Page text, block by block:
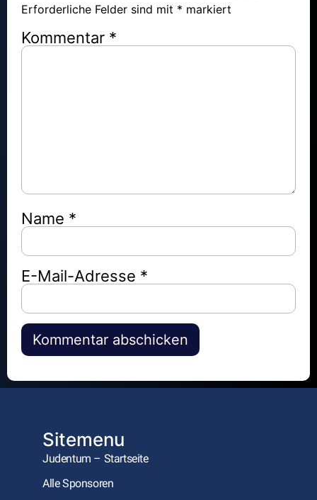
Erforderliche Felder sind mit * markiert
Kommentar *
Name *
E-Mail-Adresse *
Alternative:
Sitemenu
Judentum – Startseite
Alle Sponsoren